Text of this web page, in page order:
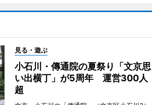
見る・遊ぶ
小石川・傳通院の夏祭り「文京思
い出横丁」が5周年 運営300人
超